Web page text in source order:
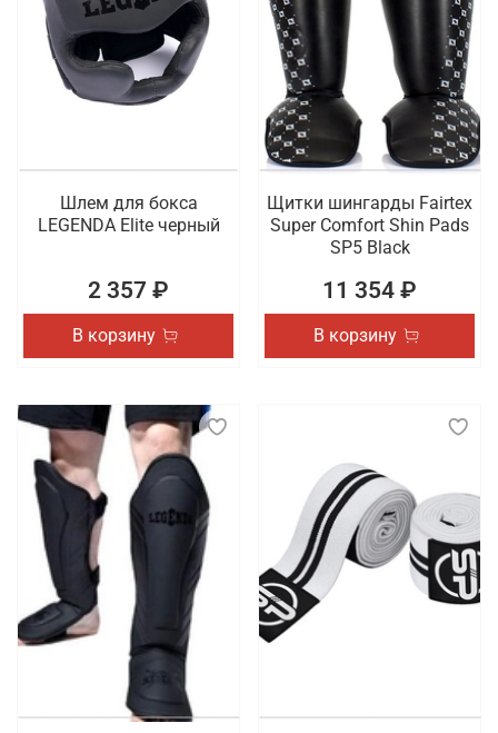
Шлем для бокса
LEGENDA Elite черный
2 357 ₽
В корзину
Щитки шингарды Fairtex
Super Comfort Shin Pads
SP5 Black
11 354 ₽
В корзину